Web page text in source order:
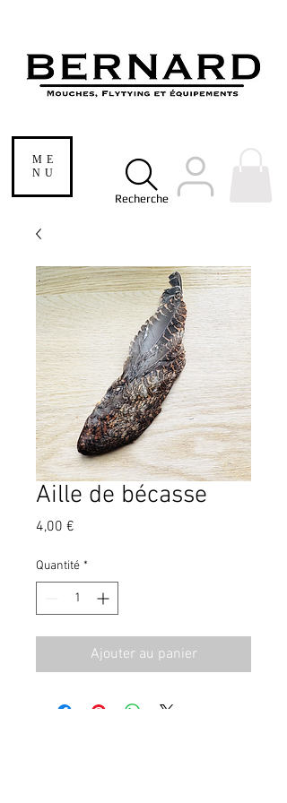
ME
NU
Recherche
Aille de bécasse
4,00 €
Quantité *
Ajouter au panier